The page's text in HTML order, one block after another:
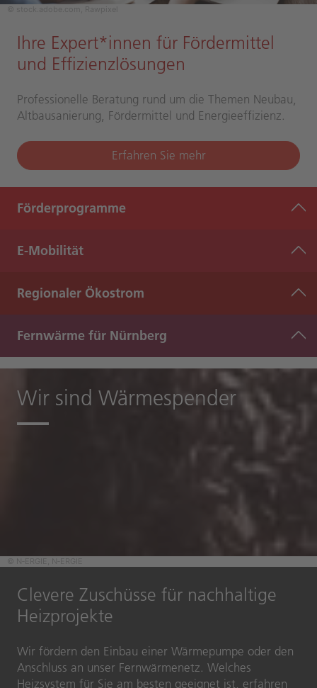
Ihre Expert*innen für Fördermittel
und Effizienzlösungen
Professionelle Beratung rund um die Themen Neubau,
Altbausanierung, Fördermittel und Energieeffizienz.
Erfahren Sie mehr
Förderprogramme
E-Mobilität
Regionaler Ökostrom
Fernwärme für Nürnberg
Wir sind Wärmespender
Clevere Zuschüsse für nachhaltige
Heizprojekte
Wir fördern den Einbau einer Wärmepumpe oder den
Anschluss an unser Fernwärmenetz. Welches
Heizsystem für Sie am besten geeignet ist, erfahren